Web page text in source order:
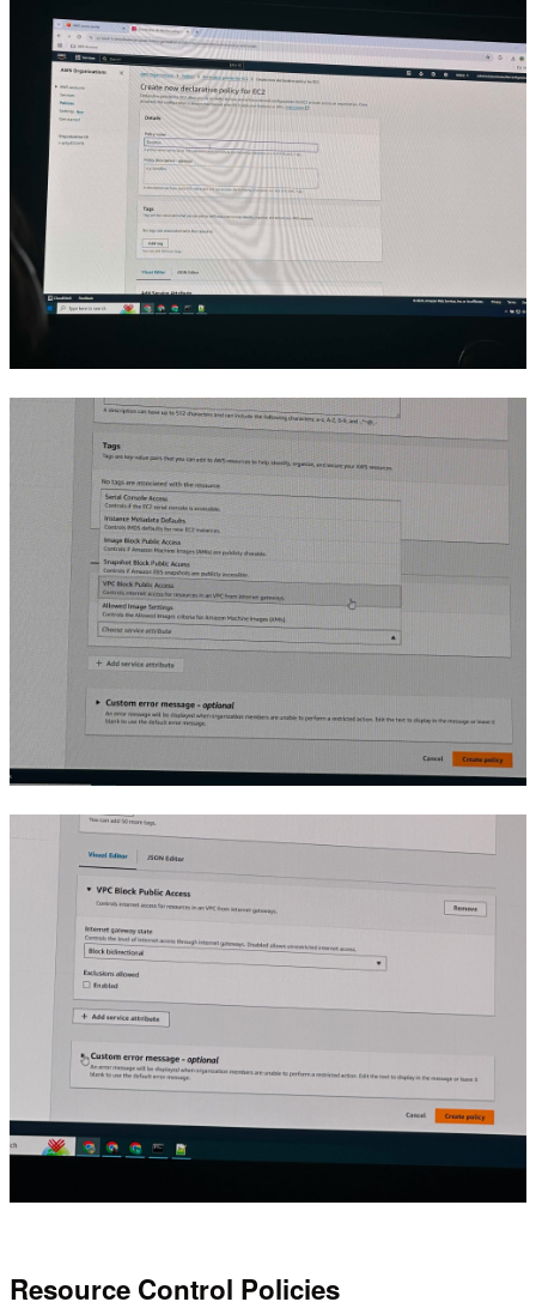
Resource Control Policies